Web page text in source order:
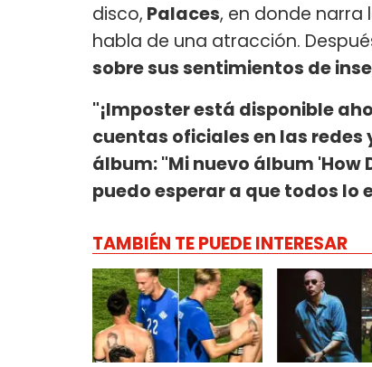
disco, Palaces, en donde narra
habla de una atracción.
sobre sus sentimientos de
"¡Imposter está disponible
cuentas oficiales en las
álbum: "Mi nuevo álbum 'How
puedo esperar a que todos lo
TAMBIÉN TE PUEDE INTERESAR